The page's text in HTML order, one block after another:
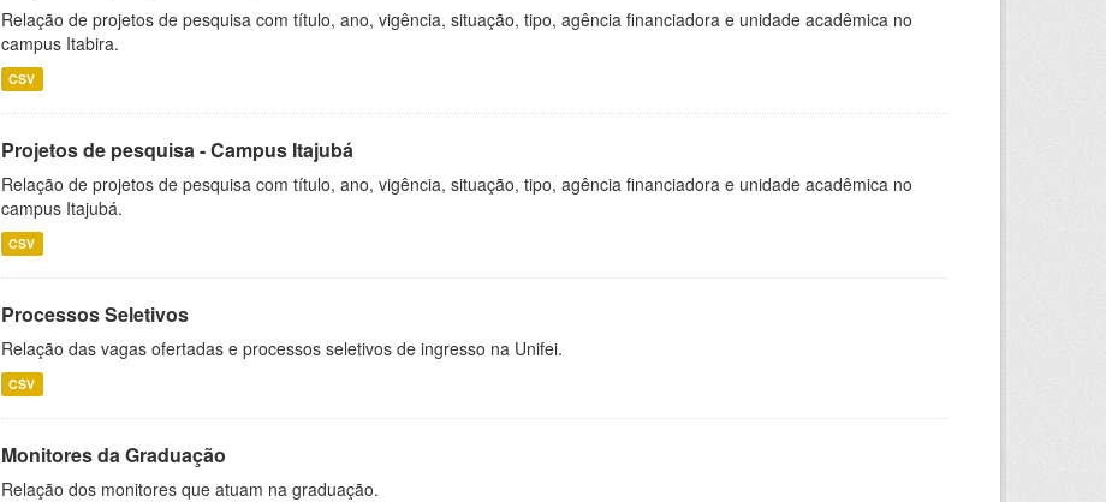
Relação de projetos de pesquisa com título, ano, vigência, situação, tipo, agência financiadora e unidade acadêmica no
campus Itabira.
CSV
Projetos de pesquisa - Campus Itajubá
Relação de projetos de pesquisa com título, ano, vigência, situação, tipo, agência financiadora e unidade acadêmica no
campus Itajubá.
CSV
Processos Seletivos
Relação das vagas ofertadas e processos seletivos de ingresso na Unifei.
CSV
Monitores da Graduação
Relação dos monitores que atuam na graduação.